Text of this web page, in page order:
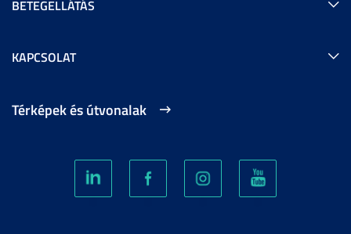
BETEGELLÁTÁS
KAPCSOLAT
Térképek és útvonalak